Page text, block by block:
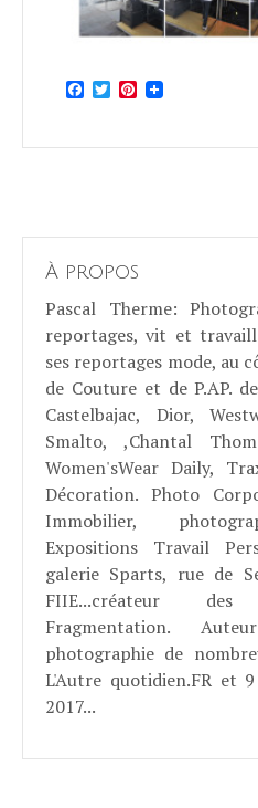
Facebook
TwitterPinterest
À propos
Pascal Therme:
reportages, vit et
ses reportages mode, au
de Couture et de P.AP.
Castelbajac, Dior,
Smalto, ,Chantal
Women'sWear Daily,
Décoration. Photo
Immobilier,
Expositions Travail
galerie Sparts, rue de
FIIE...créateur
Fragmentation.
photographie de
L'Autre quotidien.FR et
2017...